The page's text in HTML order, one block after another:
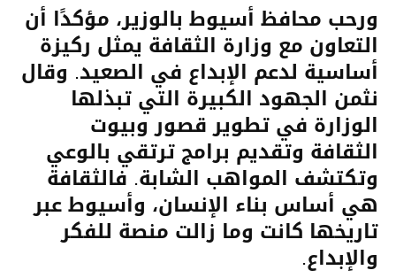
ورحب محافظ أسيوط بالوزير، مؤكدًا أن
التعاون مع وزارة الثقافة يمثل ركيزة
أساسية لدعم الإبداع في الصعيد. وقال
نثمن الجهود الكبيرة التي تبذلها
الوزارة في تطوير قصور وبيوت
الثقافة وتقديم برامج ترتقي بالوعي
وتكتشف المواهب الشابة. فالثقافة
هي أساس بناء الإنسان، وأسيوط عبر
تاريخها كانت وما زالت منصة للفكر
والإبداع.